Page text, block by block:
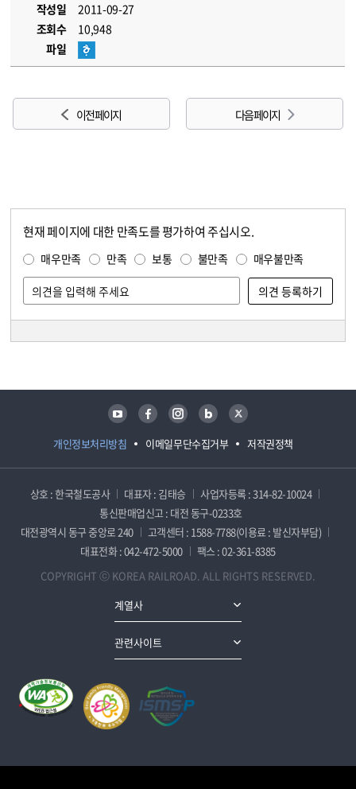
작성일
2011-09-27
조회수
10,948
파일
이전 페이지 다음 페이지
현재 페이지에 대한 만족도를 평가하여 주십시오.
매우만족 만족 보통 불만족 매우불만족
개인정보처리방침 이메일무단수집거부 저작권정책
유튜브 페이스북 인스타그램 블로그 트위터
상호 : 한국철도공사 대표자 : 김태승
사업자등록 : 314-82-10024
통신판매업신고 : 대전 동구-0233호
대전광역시 동구 중앙로 240
고객센터 : 1588-7788(이용료 : 발신자부담)
대표전화 : 042-472-5000
팩스 : 02-361-8385
COPYRIGHT ⓒ KOREA RAILROAD. ALL RIGHTS RESERVED.
계열사
관련사이트